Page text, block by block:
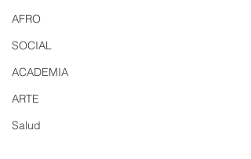
AFRO
SOCIAL
ACADEMIA
ARTE
Salud